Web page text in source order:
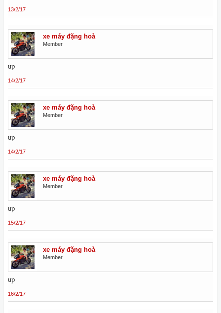
13/2/17
xe máy đặng hoà
Member
up
14/2/17
xe máy đặng hoà
Member
up
14/2/17
xe máy đặng hoà
Member
up
15/2/17
xe máy đặng hoà
Member
up
16/2/17